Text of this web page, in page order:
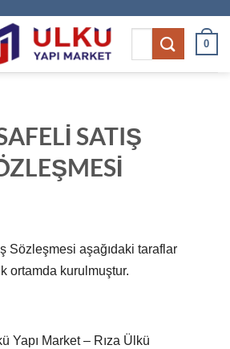
0
SATIŞ
Sözleşmesi aşağıdaki taraflar
ortamda kurulmuştur.
Yapı Market – Rıza Ülkü